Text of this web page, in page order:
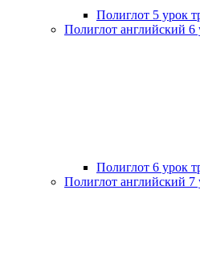
Полиглот 5 урок
Полиглот английский 6
Полиглот 6 урок
Полиглот английский 7